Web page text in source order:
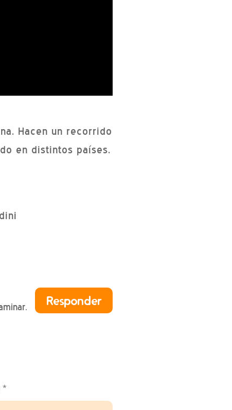
Hacen un recorrido
en distintos países.
Responder
*